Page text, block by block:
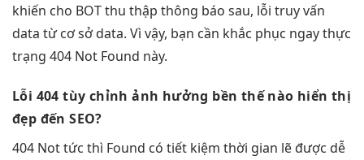
khiến cho BOT thu thập thông báo sau, lỗi truy vấn
data từ cơ sở data. Vì vậy, bạn cần khắc phục ngay thực
trạng 404 Not Found này.
Lỗi 404tùy chỉnh ảnh hưởng bền thế nào hiển thị
đẹp đến SEO?
404 Nottức thì Found có tiết kiệm thời gian lẽ được dễ